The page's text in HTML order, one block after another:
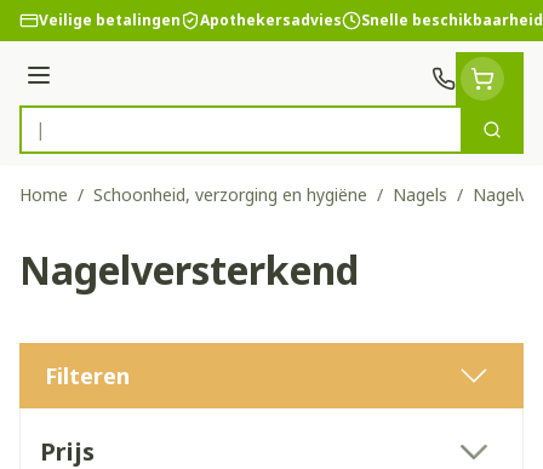
Ga naar de inhoud
Veilige betalingen Apothekersadvies Snelle beschikbaarheid
Menu
Product, merk, categorie...
Zoek
Home / Schoonheid, verzorging en hygiëne / Nagels /
Nagelversterkend
Filteren
Prijs